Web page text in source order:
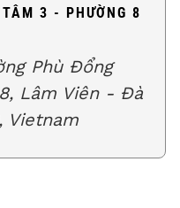
3 - PHƯỜNG 8
Phù Đổng
Lâm Viên - Đà
Vietnam